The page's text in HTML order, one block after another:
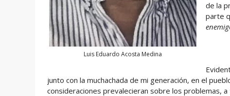
Luis Eduardo Acosta Medina
de la
parte
junto con la muchachada de mi generación, en el
consideraciones prevalecieran sobre los problemas,